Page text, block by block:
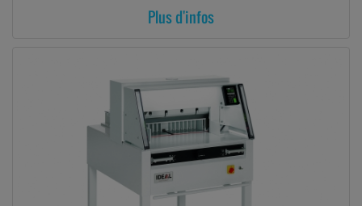
Plus d'infos